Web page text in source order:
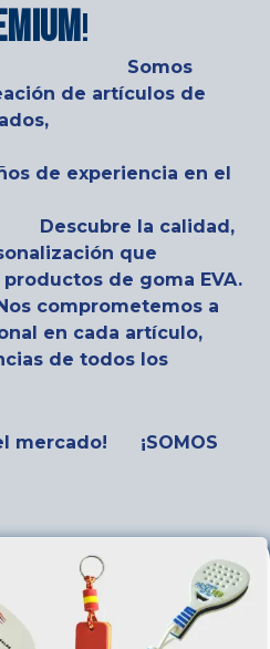
!
Somos
de artículos de
de experiencia en el
la calidad,
que
de goma EVA.
a
en cada artículo,
de todos los
mercado! ¡SOMOS